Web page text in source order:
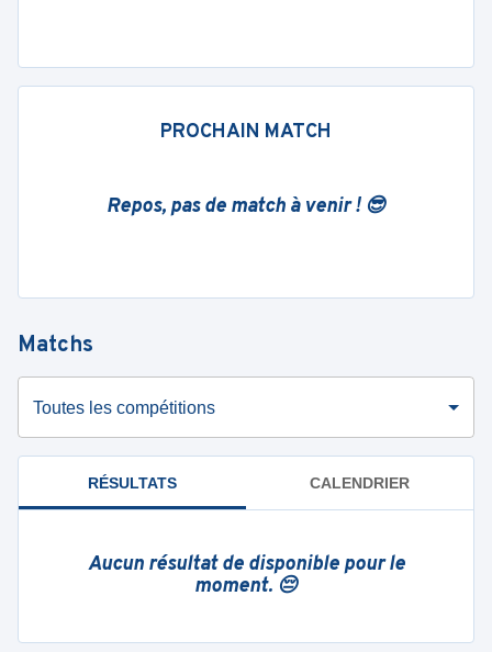
PROCHAIN MATCH
Repos, pas de match à venir ! 😎
Matchs
Toutes les compétitions
RÉSULTATS CALENDRIER
Aucun résultat de disponible pour le
moment. 😔